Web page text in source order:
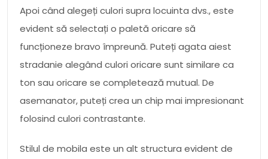
Apoi când alegeți culori supra locuinta dvs., este
evident să selectați o paletă oricare să
funcționeze bravo împreună. Puteți agata aiest
stradanie alegând culori oricare sunt similare ca
ton sau oricare se completează mutual. De
asemanator, puteți crea un chip mai impresionant
folosind culori contrastante.
Stilul de mobila este un alt structura evident de